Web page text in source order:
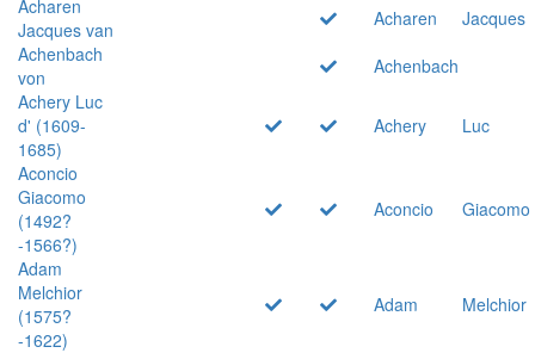
Acharen
Jacques van
Acharen
Jacques
Achenbach
von
Achenbach
Achery Luc
d' (1609-
1685)
Achery
Luc
Aconcio
Giacomo
(1492?
-1566?)
Aconcio Giacomo
Adam
Melchior
(1575?
-1622)
Adam Melchior